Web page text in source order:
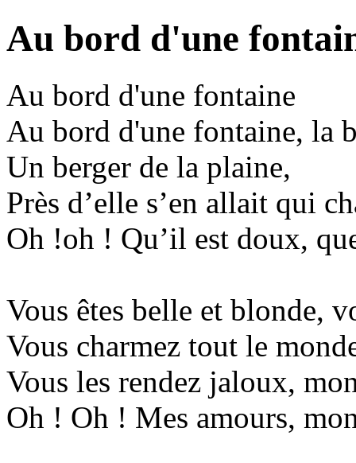
Au bord d'une
Au bord d'une fontaine
Au bord d'une fontaine, la
Un berger de la plaine,
Près d’elle s’en allait qui
Oh !oh ! Qu’il est doux,
Vous êtes belle et blonde,
Vous charmez tout le
Vous les rendez jaloux,
Oh ! Oh ! Mes amours,